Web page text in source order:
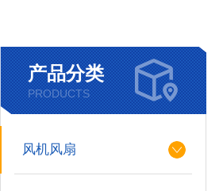
产品分类
PRODUCTS
风机风扇